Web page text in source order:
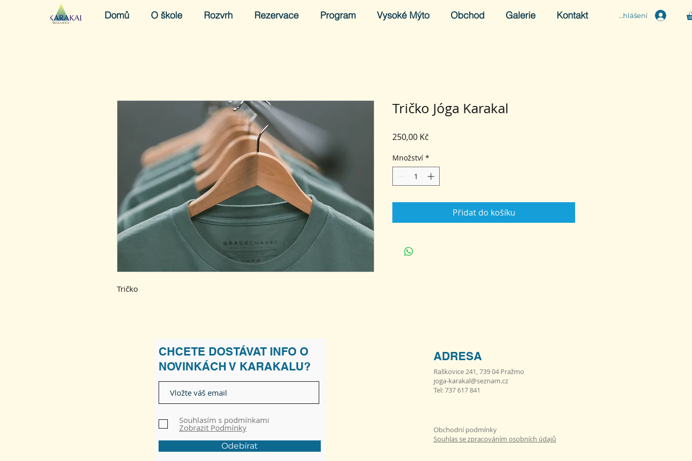
Domů O škole Rozvrh Rezervace Program Vysoké Mýto Obchod Galerie Kontakt Přihlášení
Tričko
Tričko Jóga Karakal
250,00 Kč
Množství *
Přidat do košíku
CHCETE DOSTÁVAT INFO O
NOVINKÁCH V KARAKALU?
Souhlasím s podmínkami
Zobrazit Podmínky
Odebírat
ADRESA
Raškovice 241, 739 04 Pražmo
joga-karakal@seznam.cz
Tel: 737 617 841
Obchodní podmínky
Souhlas se zpracováním osobních údajů